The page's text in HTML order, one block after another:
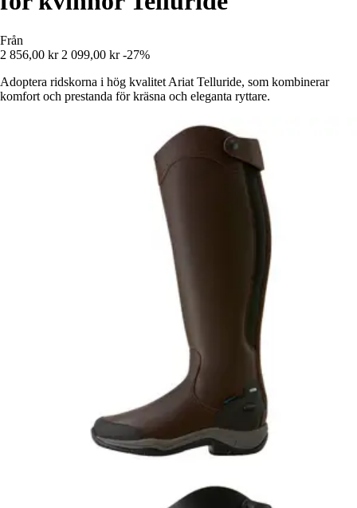
Från
2 856,00 kr 2 099,00 kr -27%
Adoptera ridskorna i hög kvalitet Ariat Telluride, som kombinerar
komfort och prestanda för kräsna och eleganta ryttare.